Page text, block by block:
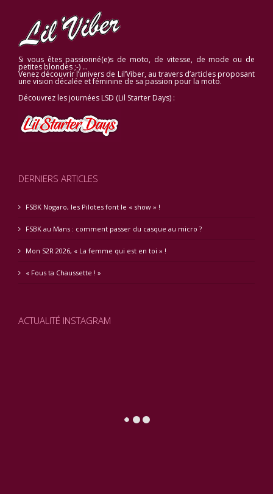
Si vous êtes passionné(e)s de moto, de vitesse, de mode ou de
petites blondes ;-) …
Venez découvrir l’univers de Lil’Viber, au travers d’articles proposant
une vision décalée et féminine de sa passion pour la moto.
Découvrez les journées LSD (Lil Starter Days) :
DERNIERS ARTICLES
FSBK Nogaro, les Pilotes font le « show » !
FSBK au Mans : comment passer du casque au micro ?
Mon S2R 2026, « La femme qui est en toi » !
« Fous ta Chaussette ! »
ACTUALITÉ INSTAGRAM